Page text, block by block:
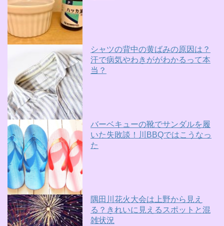
シャツの背中の黄ばみの原因は？
汗で病気やわきががわかるって本
当？
バーベキューの靴でサンダルを履
いた失敗談！川BBQではこうなっ
た
隅田川花火大会は上野から見え
る？きれいに見えるスポットと混
雑状況